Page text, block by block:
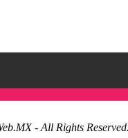
- All Rights Reserved.